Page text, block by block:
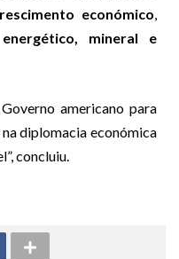
económico,
energético, mineral e
americano para
diplomacia económica
concluiu.